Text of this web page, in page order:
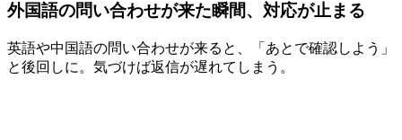
外国語の問い合わせが来た瞬間、対応が止まる
英語や中国語の問い合わせが来ると、「あとで確認しよう」
と後回しに。気づけば返信が遅れてしまう。